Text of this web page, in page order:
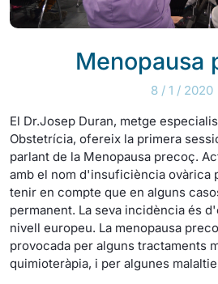
Menopausa
8 / 1 / 2020
El Dr.Josep Duran, metge
Obstetrícia, ofereix la primera
parlant de la Menopausa precoç.
amb el nom d'insuficiència ovàrica
tenir en compte que en alguns
permanent. La seva incidència és
nivell europeu. La menopausa
provocada per alguns tractaments
quimioteràpia, i per algunes